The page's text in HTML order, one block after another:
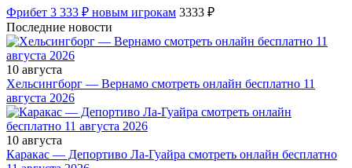
Фрибет 3 333 ₽ новым игрокам 3333 ₽
Последние новости
10 августа
Хельсингборг — Вернамо смотреть онлайн бесплатно 11
августа 2026
10 августа
Каракас — Депортиво Ла-Гуайра смотреть онлайн бесплатно